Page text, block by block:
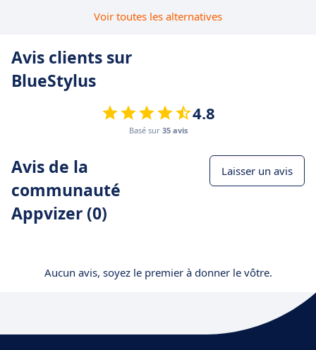
Voir toutes les alternatives
Avis clients sur
BlueStylus
4.8
Basé sur 35 avis
Avis de la
communauté
Appvizer (0)
Laisser un avis
Aucun avis, soyez le premier à donner le vôtre.